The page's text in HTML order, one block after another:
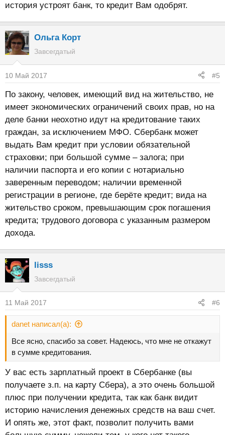
история устроят банк, то кредит Вам одобрят.
Ольга Корт
Завсегдатый
10 Май 2017 #5
По закону, человек, имеющий вид на жительство, не
имеет экономических ограничений своих прав, но на
деле банки неохотно идут на кредитование таких
граждан, за исключением МФО. Сбербанк может
выдать Вам кредит при условии обязательной
страховки; при большой сумме – залога; при
наличии паспорта и его копии с нотариально
заверенным переводом; наличии временной
регистрации в регионе, где берёте кредит; вида на
жительство сроком, превышающим срок погашения
кредита; трудового договора с указанным размером
дохода.
lisss
Завсегдатый
11 Май 2017 #6
danet написал(а):
Все ясно, спасибо за совет. Надеюсь, что мне не откажут
в сумме кредитования.
У вас есть зарплатный проект в Сбербанке (вы
получаете з.п. на карту Сбера), а это очень большой
плюс при получении кредита, так как банк видит
историю начисления денежных средств на ваш счет.
И опять же, этот факт, позволит получить вами